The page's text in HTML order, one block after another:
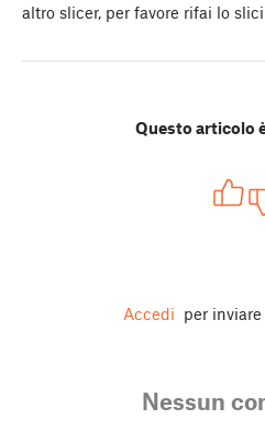
altro slicer, per favore rifai lo
Questo articolo
Accedi per
Nessun